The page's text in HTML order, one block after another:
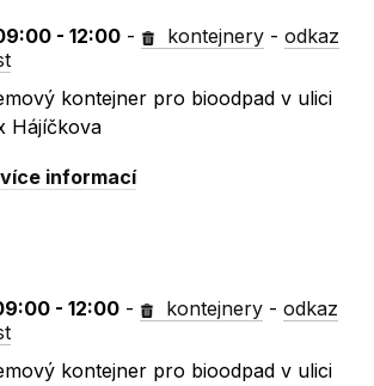
- 12:00 - kontejnery -odkaz
kontejner pro bioodpad v ulici
Hájíčkova
informací
- 12:00 - kontejnery -odkaz
kontejner pro bioodpad v ulici